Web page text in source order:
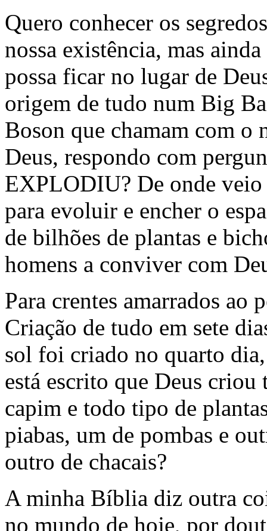
Quero conhecer os
nossa existência, mas
possa ficar no lugar de
origem de tudo num Big
Boson que chamam com o
Deus, respondo com
EXPLODIU? De onde
para evoluir e encher o
de bilhões de plantas e
homens a conviver com
Para crentes amarrados ao
Criação de tudo em sete
sol foi criado no quarto
está escrito que Deus
capim e todo tipo de
piabas, um de pombas e
outro de chacais?
A minha Bíblia diz outra
no mundo de hoje, por